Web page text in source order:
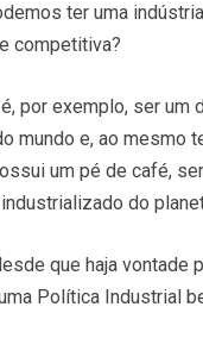
ter uma
competitiva?
por exemplo, ser um
mundo e, ao mesmo
um pé de café,
do
que haja vontade
Política Industrial